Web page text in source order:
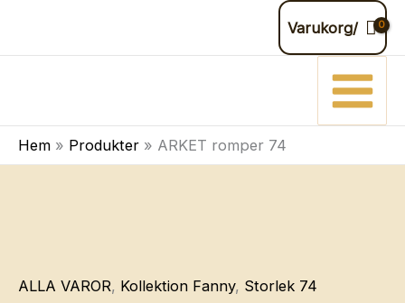
innehåll
Varukorg/
Hem Produkter ARKET romper 74
ALLA VAROR, Kollektion Fanny, Storlek 74
mängd